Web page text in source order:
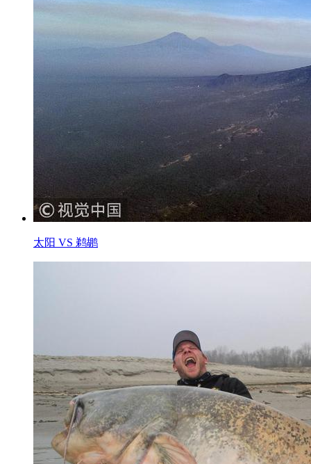
太阳 VS 鹈鹕